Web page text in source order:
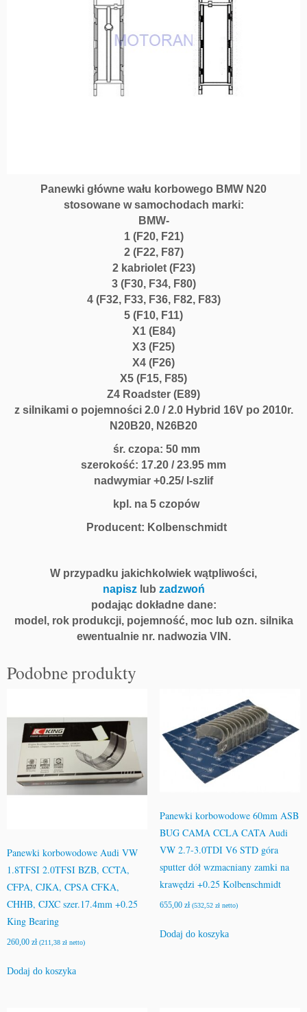
Panewki główne wału korbowego BMW N20
stosowane w samochodach marki:
BMW-
1 (F20, F21)
2 (F22, F87)
2 kabriolet (F23)
3 (F30, F34, F80)
4 (F32, F33, F36, F82, F83)
5 (F10, F11)
X1 (E84)
X3 (F25)
X4 (F26)
X5 (F15, F85)
Z4 Roadster (E89)
z silnikami o pojemności 2.0 / 2.0 Hybrid 16V po 2010r.
N20B20, N26B20
śr. czopa: 50 mm
szerokość: 17.20 / 23.95 mm
nadwymiar +0.25/ I-szlif
kpl. na 5 czopów
Producent: Kolbenschmidt
W przypadku jakichkolwiek wątpliwości,
napiszlub zadzwoń
podając dokładne dane:
model, rok produkcji, pojemność, moc lub ozn. silnika
ewentualnie nr. nadwozia VIN.
Podobne produkty
Panewki korbowodowe Audi VW
1.8TFSI 2.0TFSI BZB, CCTA,
CFPA, CJKA, CPSA CFKA,
CHHB, CJXC szer.17.4mm +0.25
King Bearing
260,00 zł (211,38 zł netto)
Dodaj do koszyka
Panewki korbowodowe 60mm ASB
BUG CAMA CCLA CATA Audi
VW 2.7-3.0TDI V6 STD góra
sputter dół wzmacniany zamki na
krawędzi +0.25 Kolbenschmidt
655,00 zł (532,52 złnetto)
Dodaj do koszyka